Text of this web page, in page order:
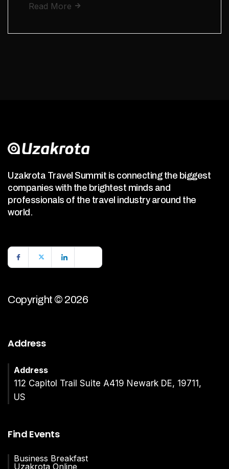
Read More
Uzakrota Travel Summit is connecting the biggest
companies with the brightest minds and
professionals of the travel industry around the
world.
Copyright © 2026
Address
Address
112 Capitol Trail Suite A419 Newark DE, 19711,
US
Find Events
Business Breakfast
Uzakrota Online